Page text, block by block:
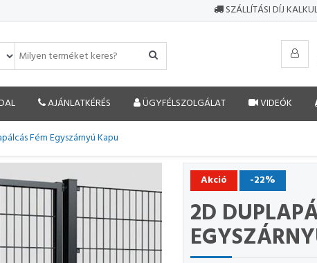
SZÁLLÍTÁSI DÍJ
AJÁNLATKÉRÉS ÜGYFÉLSZOLGÁLAT VIDEÓK
Fém Egyszárnyú Kapu
Akció -22%
2D